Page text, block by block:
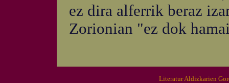
ez dira alferrik beraz
Zorionian "ez dok
Literatur Aldizkarien